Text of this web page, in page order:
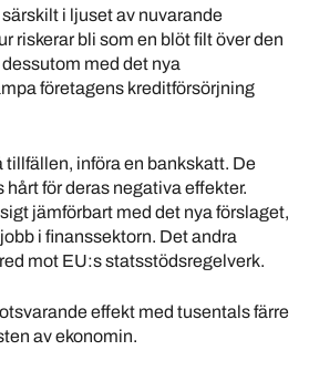
i ljuset av nuvarande
riskerar bli som en blöt filt över den
med det nya
företagens kreditförsörjning
införa en bankskatt. De
för deras negativa effekter.
jämförbart med det nya förslaget,
i ﬁnanssektorn. Det andra
mot EU:s statsstödsregelverk.
effekt med tusentals färre
av ekonomin.